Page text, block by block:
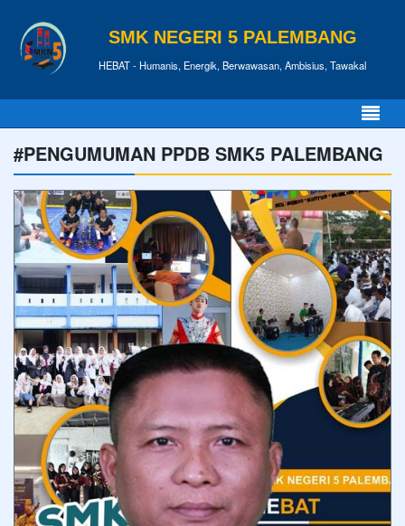
SMK NEGERI 5 PALEMBANG
HEBAT - Humanis, Energik, Berwawasan, Ambisius, Tawakal
#PENGUMUMAN PPDB SMK5 PALEMBANG